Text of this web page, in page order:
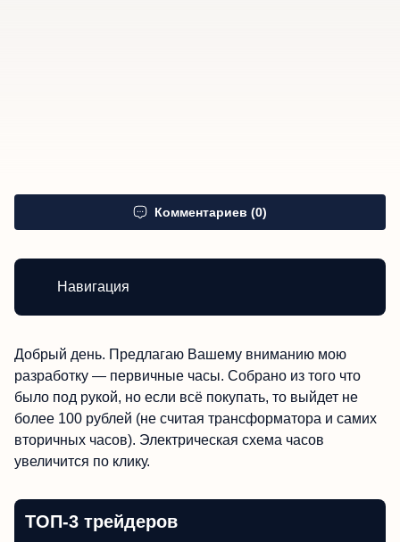
Комментариев (0)
Навигация
Добрый день. Предлагаю Вашему вниманию мою
разработку — первичные часы. Собрано из того что
было под рукой, но если всё покупать, то выйдет не
более 100 рублей (не считая трансформатора и самих
вторичных часов). Электрическая схема часов
увеличится по клику.
ТОП-3 трейдеров